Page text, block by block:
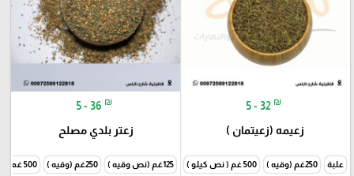
5 - 32 ₪
زعيمه (زعيتمان )
علبة 250غم (وقيه ) 500 غم ( نص كيلو ) 1000غم (كيلو )
5 - 36 ₪
زعتر بلدي مصلح
125غم (نص وقيه ) 250غم (وقيه ) 500 غم ( نص كيلو )